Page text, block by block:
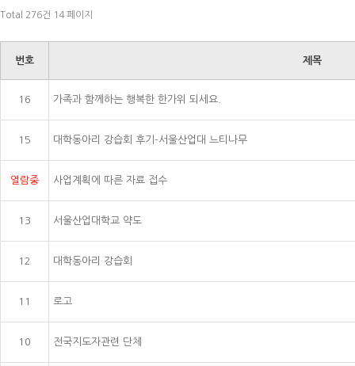
Total 276건 14 페이지
번호 제목
16 가족과 함께하는 행복한 한가위 되세요.
15 대학동아리 강습회 후기-서울산업대 느티나무
열람중 사업계획에 따른 자료 접수
13 서울산업대학교 약도
12 대학동아리 강습회
11 로고
10 전국지도자관련 단체